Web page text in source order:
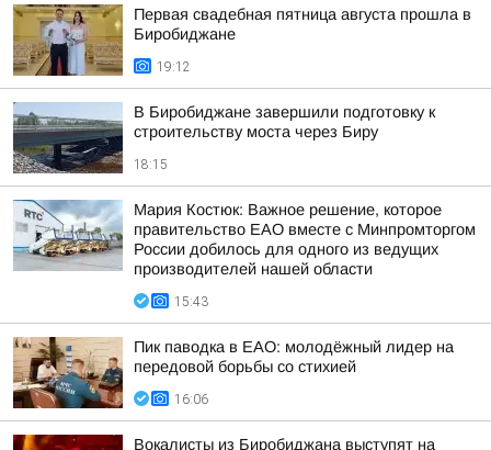
Первая свадебная пятница августа прошла в
Биробиджане
19:12
В Биробиджане завершили подготовку к
строительству моста через Биру
18:15
Мария Костюк: Важное решение, которое
правительство ЕАО вместе с Минпромторгом
России добилось для одного из ведущих
производителей нашей области
15:43
Пик паводка в ЕАО: молодёжный лидер на
передовой борьбы со стихией
16:06
Вокалисты из Биробиджана выступят на